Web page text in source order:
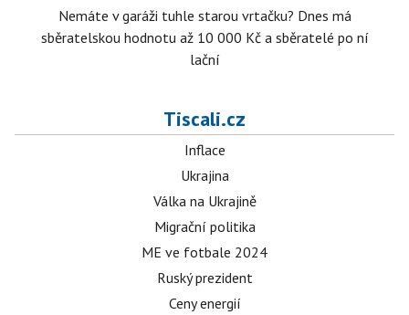
Nemáte v garáži tuhle starou vrtačku? Dnes má
sběratelskou hodnotu až 10 000 Kč a sběratelé po ní
lační
Tiscali.cz
Inflace
Ukrajina
Válka na Ukrajině
Migrační politika
ME ve fotbale 2024
Ruský prezident
Ceny energií